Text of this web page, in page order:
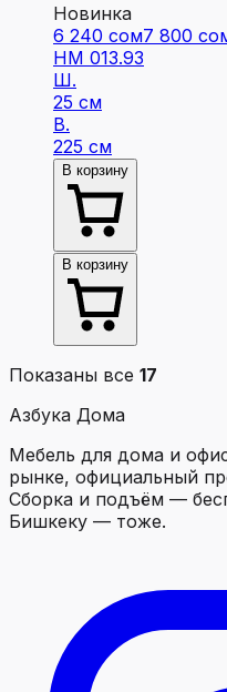
Новинка
6 240 сом7 800
НМ 013.93
Ш.
25 см
В.
225 см
В корзину
В корзину
Показаны все 17
Азбука Дома
Мебель для дома и
рынке, официальный
Сборка и подъём —
Бишкеку — тоже.